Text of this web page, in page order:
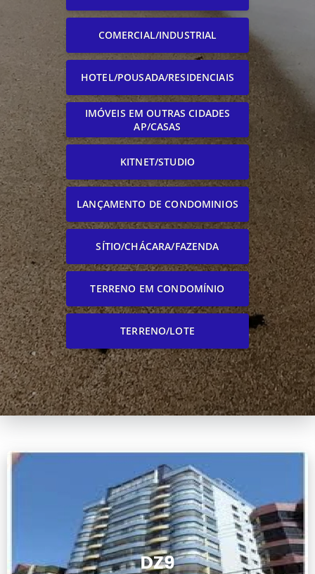
COMERCIAL/INDUSTRIAL
HOTEL/POUSADA/RESIDENCIAIS
IMÓVEIS EM OUTRAS CIDADES
AP/CASAS
KITNET/STUDIO
LANÇAMENTO DE CONDOMINIOS
SÍTIO/CHÁCARA/FAZENDA
TERRENO EM CONDOMÍNIO
TERRENO/LOTE